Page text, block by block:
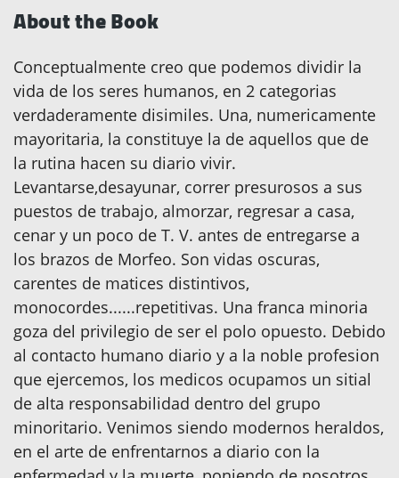
About the Book
Conceptualmente creo que podemos dividir la
vida de los seres humanos, en 2 categorias
verdaderamente disimiles. Una, numericamente
mayoritaria, la constituye la de aquellos que de
la rutina hacen su diario vivir.
Levantarse,desayunar, correr presurosos a sus
puestos de trabajo, almorzar, regresar a casa,
cenar y un poco de T. V. antes de entregarse a
los brazos de Morfeo. Son vidas oscuras,
carentes de matices distintivos,
monocordes......repetitivas. Una franca minoria
goza del privilegio de ser el polo opuesto. Debido
al contacto humano diario y a la noble profesion
que ejercemos, los medicos ocupamos un sitial
de alta responsabilidad dentro del grupo
minoritario. Venimos siendo modernos heraldos,
en el arte de enfrentarnos a diario con la